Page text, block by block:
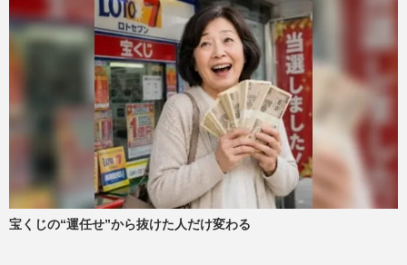
宝くじの“運任せ”から抜けた人だけ変わる